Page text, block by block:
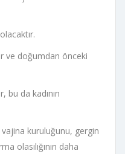
ve doğumdan önceki
bu da kadının
vajina kuruluğunu, gergin
olasılığının daha